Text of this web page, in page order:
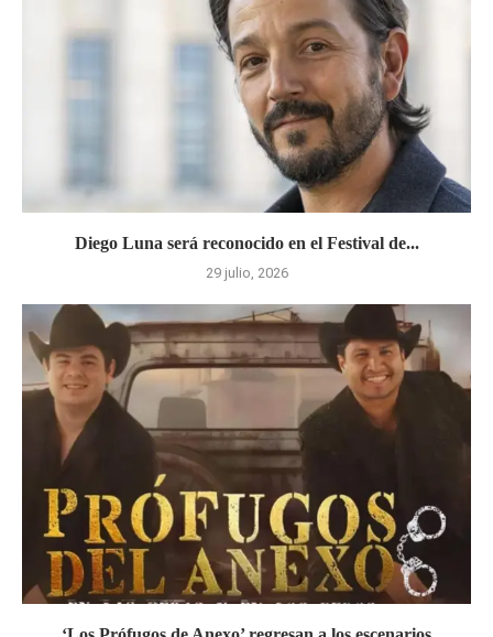
Diego Luna será reconocido en el Festival de...
29 julio, 2026